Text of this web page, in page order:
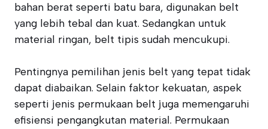
bahan berat seperti batu bara, digunakan belt
yang lebih tebal dan kuat. Sedangkan untuk
material ringan, belt tipis sudah mencukupi.
Pentingnya pemilihan jenis belt yang tepat tidak
dapat diabaikan. Selain faktor kekuatan, aspek
seperti jenis permukaan belt juga memengaruhi
efisiensi pengangkutan material. Permukaan